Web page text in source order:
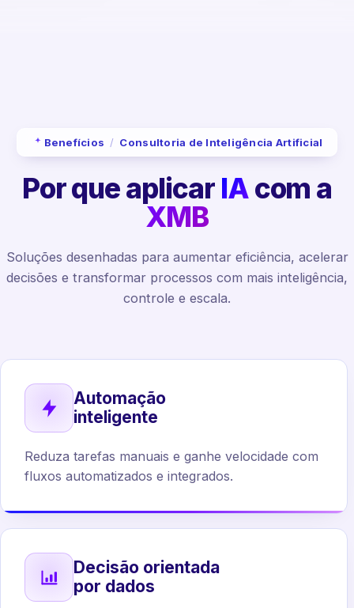
Benefícios / Consultoria de Inteligência Artificial
Por que aplicar IAcom a
XMB
Soluções desenhadas para aumentar eficiência, acelerar
decisões e transformar processos com mais inteligência,
controle e escala.
Automação
inteligente
Reduza tarefas manuais e ganhe velocidade com
fluxos automatizados e integrados.
Decisão orientada
por dados